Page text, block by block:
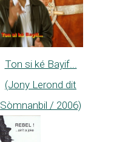
Ton si ké Bayif...
(Jony Lerond dit
Sòmnanbil / 2006)